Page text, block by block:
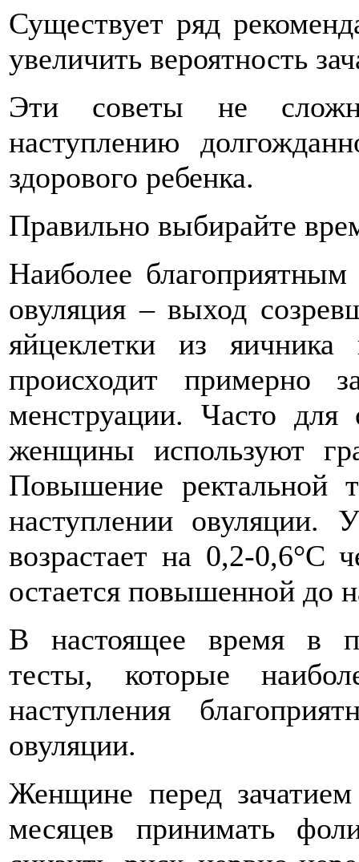
Существует ряд
увеличить вероятность
Эти советы не
наступлению
здорового ребенка.
Правильно выбирайте
Наиболее благоприятным
овуляция – выход
яйцеклетки из
происходит примерно
менструации. Часто для
женщины используют
Повышение ректальной
наступлении овуляции.
возрастает на 0,2-0,6°С
остается повышенной до
В настоящее время в
тесты, которые
наступления
овуляции.
Женщине перед
месяцев принимать